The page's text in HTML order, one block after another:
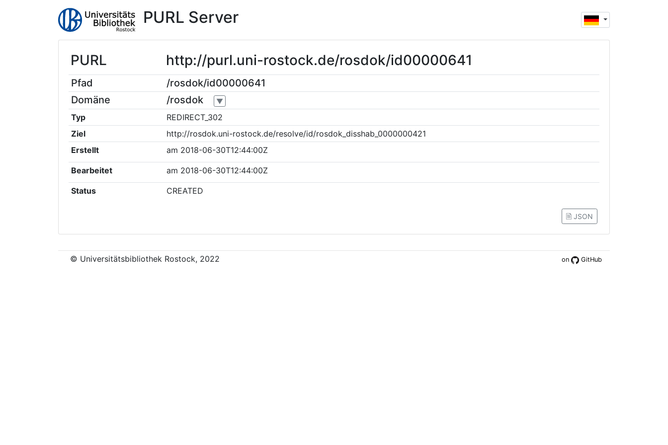
PURL Server
PURL http://purl.uni-rostock.de/rosdok/id00000641
Pfad
/rosdok/id00000641
Domäne
/rosdok ▼
Typ
REDIRECT_302
Ziel
http://rosdok.uni-rostock.de/resolve/id/rosdok_disshab_0000000421
Erstellt
am 2018-06-30T12:44:00Z
Bearbeitet am 2018-06-30T12:44:00Z
Status CREATED
🗎 JSON
on GitHub
© Universitätsbibliothek Rostock, 2022